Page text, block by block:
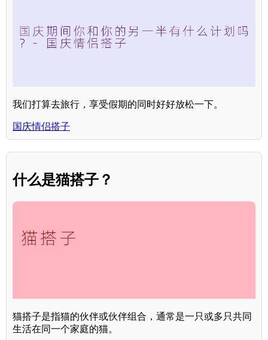
我们打算去旅行，享受假期的同时好好放松一下。
国庆情侣搭子
什么是猫搭子？
猫搭子是指猫的伙伴或伙伴组合，通常是一只或多只共同
生活在同一个家庭的猫。